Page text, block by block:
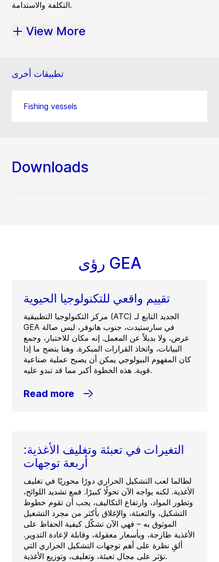
التكلفة والاستدامة.
View More
تطبيقات أخرى
Fishing vessels
Downloads
رؤى GEA
تقييم واقعي للتكنولوجيا الحيوية
مركز التكنولوجيا التطبيقية (ATC) الجديد التابع لـ
GEA في سارستيدت، جنوب هانوفر، ليس صالة
عرض، ولا بديلاً عن المعمل. إنه مكان للاختبار، وجمع
البيانات، واتخاذ القرارات المبكرة. وهنا يتضح ما إذا
كان المفهوم البيولوجي يمكن أن يصبح عملية صناعية
قوية. هذه الخطوة أكبر مما قد تبدو عليه.
Read more
التغيرات في تعبئة وتغليف الأغذية:
أربعة توجهات
لطالما لعب التشكيل الحراري دورًا محوريًا في تغليف
الأغذية. لكنه يواجه الآن تحولًا كبيرًا. فمع تشديد اللوائح،
وتطور المواد، وارتفاع التكاليف، يجب أن تقوم خطوط
التشكيل، والتعبئة، والإغلاق بأكثر من مجرد التشغيل
الموثوق به – فهي الآن تشكّل كيفية الحفاظ على
الأغذية طازجة، وبأسعار معقولة، وقابلة لإعادة التدوير.
ألقِ نظرة على أهم توجهات التشكيل الحراري التي
تؤثر على مجال تعبئة، وتغليف، وتوزيع الأغذية.